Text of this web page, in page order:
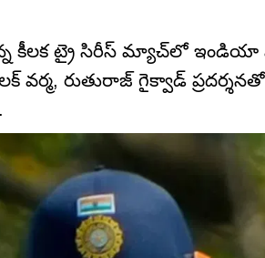
కీలక ట్రై సిరీస్ మ్యాచ్‌లో ఇండియా
వర్మ, రుతురాజ్ గైక్వాడ్